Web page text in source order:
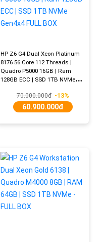
HP Z6 G4 Dual Xeon Platinum
8176 56 Core 112 Threads |
Quadro P5000 16GB | Ram
128GB ECC | SSD 1TB NVMe
70.000.000đ-13%
60.900.000đ